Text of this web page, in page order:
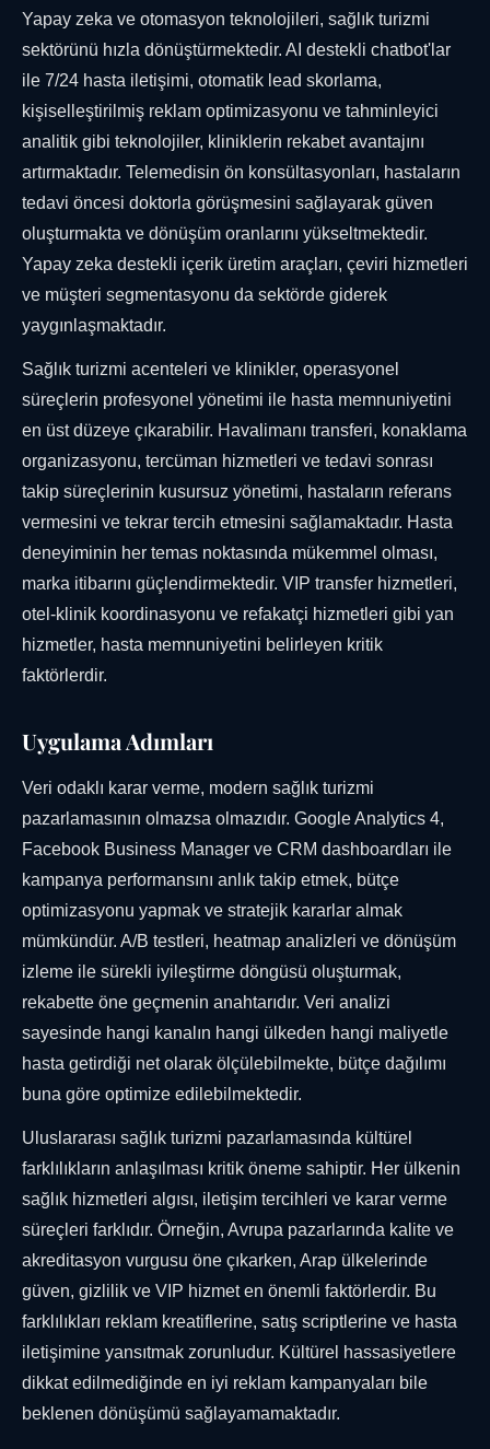
Yapay zeka ve otomasyon teknolojileri, sağlık turizmi
sektörünü hızla dönüştürmektedir. AI destekli chatbot'lar
ile 7/24 hasta iletişimi, otomatik lead skorlama,
kişiselleştirilmiş reklam optimizasyonu ve tahminleyici
analitik gibi teknolojiler, kliniklerin rekabet avantajını
artırmaktadır. Telemedisin ön konsültasyonları, hastaların
tedavi öncesi doktorla görüşmesini sağlayarak güven
oluşturmakta ve dönüşüm oranlarını yükseltmektedir.
Yapay zeka destekli içerik üretim araçları, çeviri hizmetleri
ve müşteri segmentasyonu da sektörde giderek
yaygınlaşmaktadır.
Sağlık turizmi acenteleri ve klinikler, operasyonel
süreçlerin profesyonel yönetimi ile hasta memnuniyetini
en üst düzeye çıkarabilir. Havalimanı transferi, konaklama
organizasyonu, tercüman hizmetleri ve tedavi sonrası
takip süreçlerinin kusursuz yönetimi, hastaların referans
vermesini ve tekrar tercih etmesini sağlamaktadır. Hasta
deneyiminin her temas noktasında mükemmel olması,
marka itibarını güçlendirmektedir. VIP transfer hizmetleri,
otel-klinik koordinasyonu ve refakatçi hizmetleri gibi yan
hizmetler, hasta memnuniyetini belirleyen kritik
faktörlerdir.
Uygulama Adımları
Veri odaklı karar verme, modern sağlık turizmi
pazarlamasının olmazsa olmazıdır. Google Analytics 4,
Facebook Business Manager ve CRM dashboardları ile
kampanya performansını anlık takip etmek, bütçe
optimizasyonu yapmak ve stratejik kararlar almak
mümkündür. A/B testleri, heatmap analizleri ve dönüşüm
izleme ile sürekli iyileştirme döngüsü oluşturmak,
rekabette öne geçmenin anahtarıdır. Veri analizi
sayesinde hangi kanalın hangi ülkeden hangi maliyetle
hasta getirdiği net olarak ölçülebilmekte, bütçe dağılımı
buna göre optimize edilebilmektedir.
Uluslararası sağlık turizmi pazarlamasında kültürel
farklılıkların anlaşılması kritik öneme sahiptir. Her ülkenin
sağlık hizmetleri algısı, iletişim tercihleri ve karar verme
süreçleri farklıdır. Örneğin, Avrupa pazarlarında kalite ve
akreditasyon vurgusu öne çıkarken, Arap ülkelerinde
güven, gizlilik ve VIP hizmet en önemli faktörlerdir. Bu
farklılıkları reklam kreatiflerine, satış scriptlerine ve hasta
iletişimine yansıtmak zorunludur. Kültürel hassasiyetlere
dikkat edilmediğinde en iyi reklam kampanyaları bile
beklenen dönüşümü sağlayamamaktadır.